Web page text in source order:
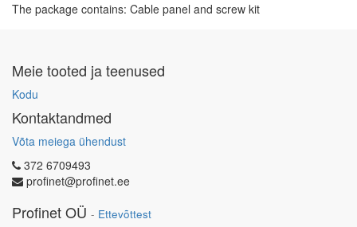
The package contains: Cable panel and screw kit
Meie tooted ja teenused
Kodu
Kontaktandmed
Võta meiega ühendust
372 6709493
profinet@profinet.ee
Profinet OÜ - Ettevõttest